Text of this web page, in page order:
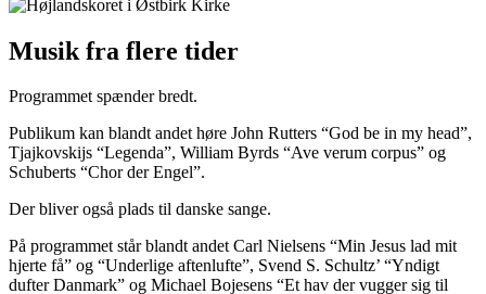
Musik fra flere tider
Programmet spænder bredt.
Publikum kan blandt andet høre John Rutters “God be in my head”,
Tjajkovskijs “Legenda”, William Byrds “Ave verum corpus” og
Schuberts “Chor der Engel”.
Der bliver også plads til danske sange.
På programmet står blandt andet Carl Nielsens “Min Jesus lad mit
hjerte få” og “Underlige aftenlufte”, Svend S. Schultz’ “Yndigt
dufter Danmark” og Michael Bojesens “Et hav der vugger sig til